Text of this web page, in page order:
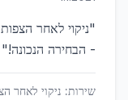
"ניקוי לאחר
- הבחירה הנכונה!"
שירות: ניקוי לאחר